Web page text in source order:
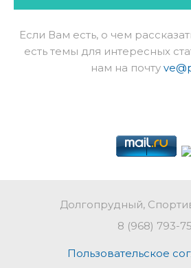
Если Вам есть, о чем
есть темы для интересных
нам на почту
Долгопрудный,
8 (968) 793-
Пользовательское